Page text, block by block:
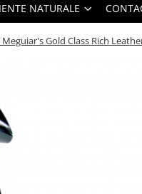
NATURALE
Gold Class Rich